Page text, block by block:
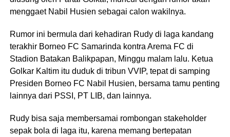
menggaet Nabil Husien sebagai calon wakilnya.
Rumor ini bermula dari kehadiran Rudy di laga kandang
terakhir Borneo FC Samarinda kontra Arema FC di
Stadion Batakan Balikpapan, Minggu malam lalu. Ketua
Golkar Kaltim itu duduk di tribun VVIP, tepat di samping
Presiden Borneo FC Nabil Husien, bersama tamu penting
lainnya dari PSSI, PT LIB, dan lainnya.
Rudy bisa saja membersamai rombongan stakeholder
sepak bola di laga itu, karena memang bertepatan